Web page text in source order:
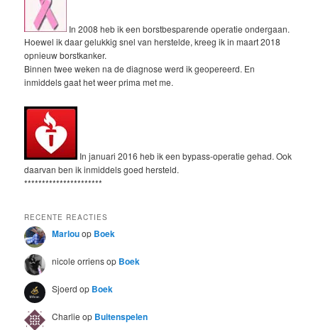
In 2008 heb ik een borstbesparende operatie ondergaan.
Hoewel ik daar gelukkig snel van herstelde, kreeg ik in maart 2018
opnieuw borstkanker.
Binnen twee weken na de diagnose werd ik geopereerd. En
inmiddels gaat het weer prima met me.
In januari 2016 heb ik een bypass-operatie gehad. Ook
daarvan ben ik inmiddels goed hersteld.
**********************
RECENTE REACTIES
Marlouop Boek
nicole orriensop Boek
Sjoerd op Boek
Charlie op Buitenspelen